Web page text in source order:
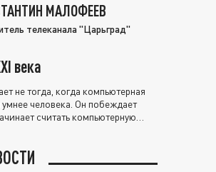
МАЛОФЕЕВ
телеканала "Царьград"
века
не тогда, когда компьютерная
человека. Он побеждает
считать компьютерную